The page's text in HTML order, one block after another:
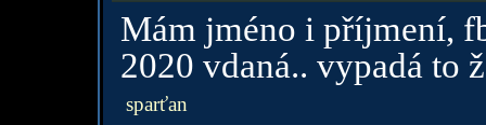
Mám jméno i příjmení,
2020 vdaná.. vypadá to
sparťan